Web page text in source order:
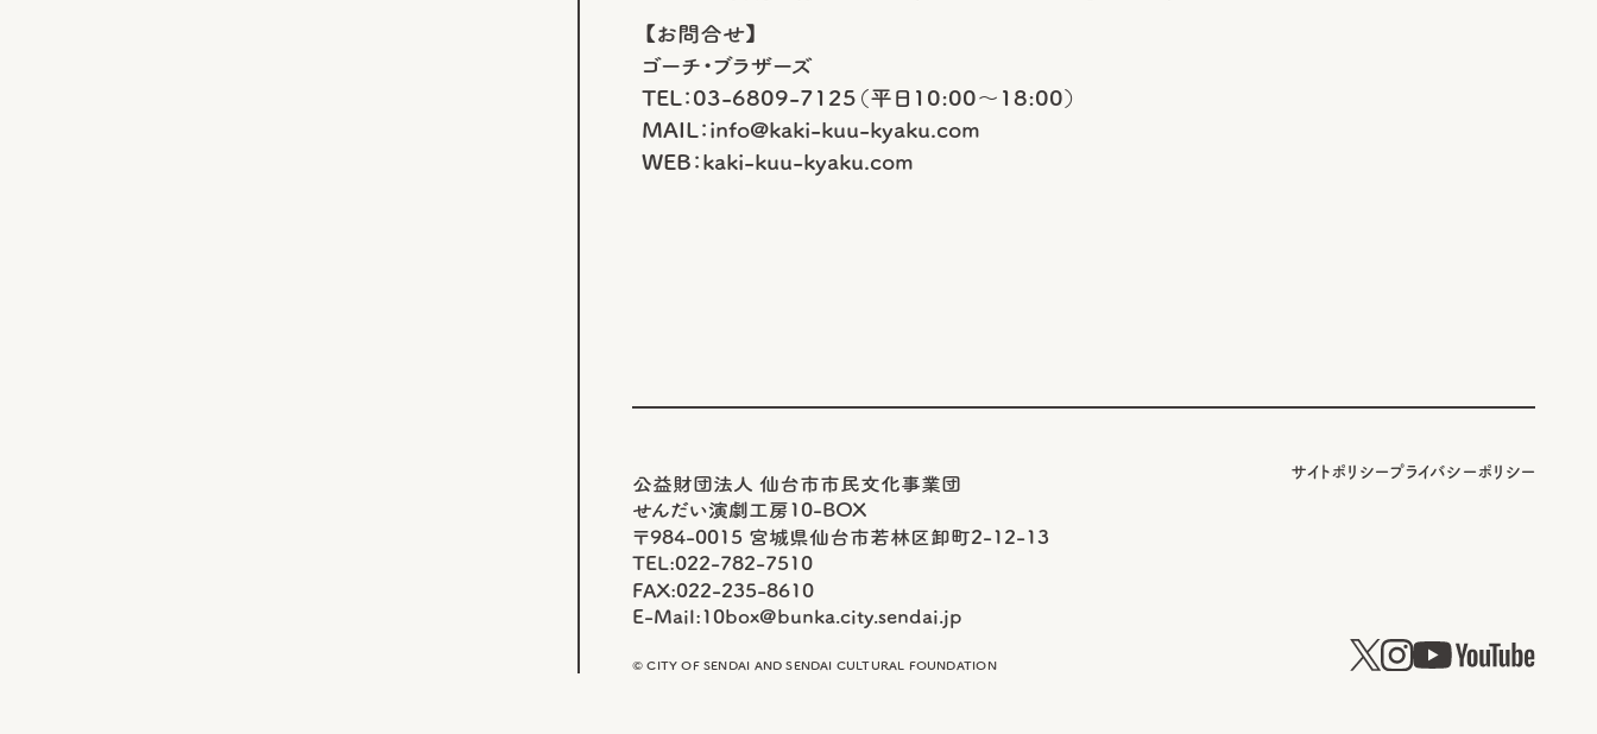
【お問合せ】
ゴーチ・ブラザーズ
TEL：03-6809-7125（平日10:00～18:00）
MAIL：info@kaki-kuu-kyaku.com
WEB：kaki-kuu-kyaku.com
公益財団法人 仙台市市民文化事業団
せんだい演劇工房10-BOX
〒984-0015 宮城県仙台市若林区卸町2-12-13
TEL:022-782-7510
FAX:022-235-8610
E-Mail:10box@bunka.city.sendai.jp
© CITY OF SENDAI AND SENDAI CULTURAL FOUNDATION
サイトポリシープライバシーポリシー